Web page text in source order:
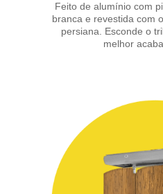
Feito de alumínio com
branca e revestida com
persiana. Esconde o
melhor